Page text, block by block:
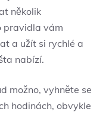
několik
pravidla vám
a užít si rychlé a
nabízí.
možno, vyhněte se
hodinách, obvykle